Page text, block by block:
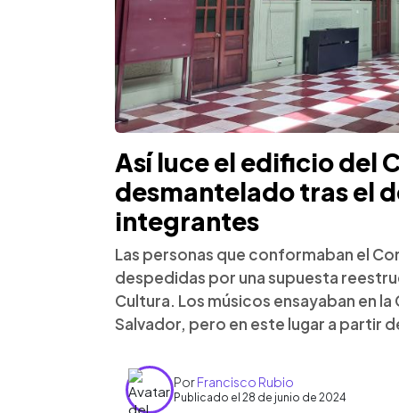
Así luce el edificio del
desmantelado tras el
integrantes
Las personas que conformaban el
despedidas por una supuesta
Cultura. Los músicos ensayaban en
Salvador, pero en este lugar a partir
PorFrancisco Rubio
Publicado el 28 de junio de 2024